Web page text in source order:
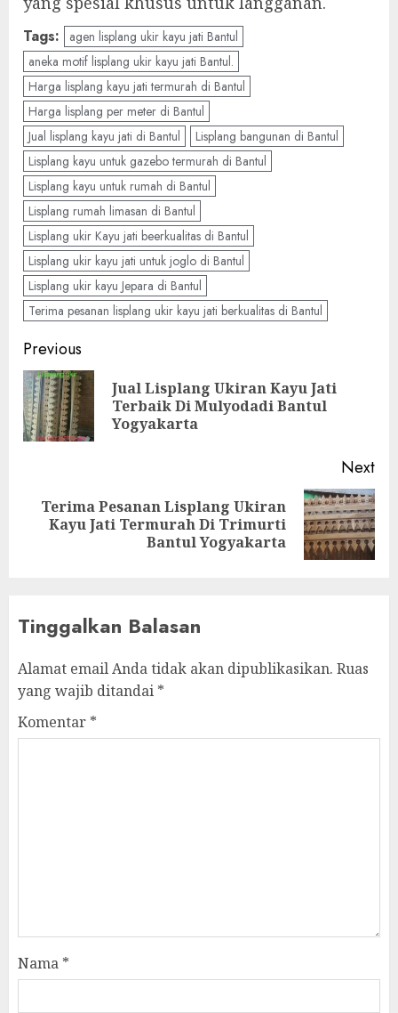
Tags:
agen lisplang ukir kayu jati Bantul
aneka motif lisplang ukir kayu jati Bantul.
Harga lisplang kayu jati termurah di Bantul
Harga lisplang per meter di Bantul
Jual lisplang kayu jati di Bantul
Lisplang bangunan di Bantul
Lisplang kayu untuk gazebo termurah di Bantul
Lisplang kayu untuk rumah di Bantul
Lisplang rumah limasan di Bantul
Lisplang ukir Kayu jati beerkualitas di Bantul
Lisplang ukir kayu jati untuk joglo di Bantul
Lisplang ukir kayu Jepara di Bantul
Terima pesanan lisplang ukir kayu jati berkualitas di Bantul
Previous
Jual Lisplang Ukiran Kayu Jati
Terbaik Di Mulyodadi Bantul
Yogyakarta
Next
Terima Pesanan Lisplang Ukiran
Kayu Jati Termurah Di Trimurti
Bantul Yogyakarta
Tinggalkan Balasan
Alamat email Anda tidak akan dipublikasikan. Ruas
yang wajib ditandai *
Komentar *
Nama *